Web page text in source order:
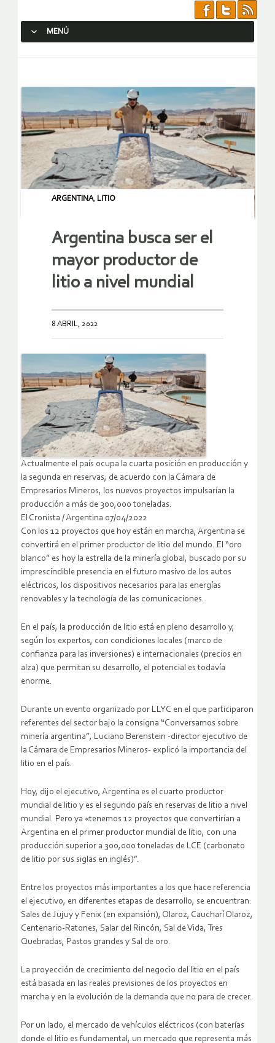
MENÚ
ARGENTINA, LITIO
Argentina busca ser el
mayor productor de
litio a nivel mundial
8 ABRIL, 2022
Actualmente el país ocupa la cuarta posición en producción y
la segunda en reservas; de acuerdo con la Cámara de
Empresarios Mineros, los nuevos proyectos impulsarían la
producción a más de 300,000 toneladas.
El Cronista / Argentina 07/04/2022
Con los 12 proyectos que hoy están en marcha, Argentina se
convertirá en el primer productor de litio del mundo. El “oro
blanco” es hoy la estrella de la minería global, buscado por su
imprescindible presencia en el futuro masivo de los autos
eléctricos, los dispositivos necesarios para las energías
renovables y la tecnología de las comunicaciones.
En el país, la producción de litio está en pleno desarrollo y,
según los expertos, con condiciones locales (marco de
confianza para las inversiones) e internacionales (precios en
alza) que permitan su desarrollo, el potencial es todavía
enorme.
Durante un evento organizado por LLYC en el que participaron
referentes del sector bajo la consigna “Conversamos sobre
minería argentina”, Luciano Berenstein -director ejecutivo de
la Cámara de Empresarios Mineros- explicó la importancia del
litio en el país.
Hoy, dijo el ejecutivo, Argentina es el cuarto productor
mundial de litio y es el segundo país en reservas de litio a nivel
mundial. Pero ya «tenemos 12 proyectos que convertirían a
Argentina en el primer productor mundial de litio, con una
producción superior a 300,000 toneladas de LCE (carbonato
de litio por sus siglas en inglés)”.
Entre los proyectos más importantes a los que hace referencia
el ejecutivo, en diferentes etapas de desarrollo, se encuentran:
Sales de Jujuy y Fenix (en expansión), Olaroz, Caucharí Olaroz,
Centenario-Ratones, Salar del Rincón, Sal de Vida, Tres
Quebradas, Pastos grandes y Sal de oro.
La proyección de crecimiento del negocio del litio en el país
está basada en las reales previsiones de los proyectos en
marcha y en la evolución de la demanda que no para de crecer.
Por un lado, el mercado de vehículos eléctricos (con baterías
donde el litio es fundamental, un mercado que representa más